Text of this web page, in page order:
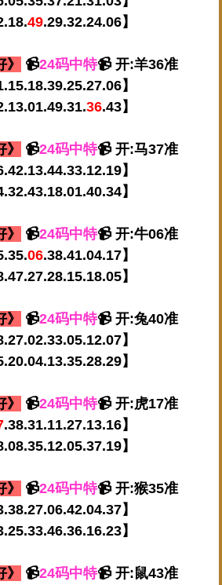
49.29.32.24.06】
📹24码中特📹 开:羊36准
】
36.43】
📹24码中特📹 开:马37准
】
】
📹24码中特📹 开:牛06准
06.38.41.04.17】
】
📹24码中特📹 开:兔40准
】
】
📹24码中特📹 开:虎17准
.38.31.11.27.13.16】
】
📹24码中特📹 开:猴35准
】
】
📹24码中特📹 开:鼠43准